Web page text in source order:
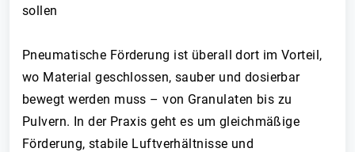
sollen
Pneumatische Förderung ist überall dort im Vorteil,
wo Material geschlossen, sauber und dosierbar
bewegt werden muss – von Granulaten bis zu
Pulvern. In der Praxis geht es um gleichmäßige
Förderung, stabile Luftverhältnisse und